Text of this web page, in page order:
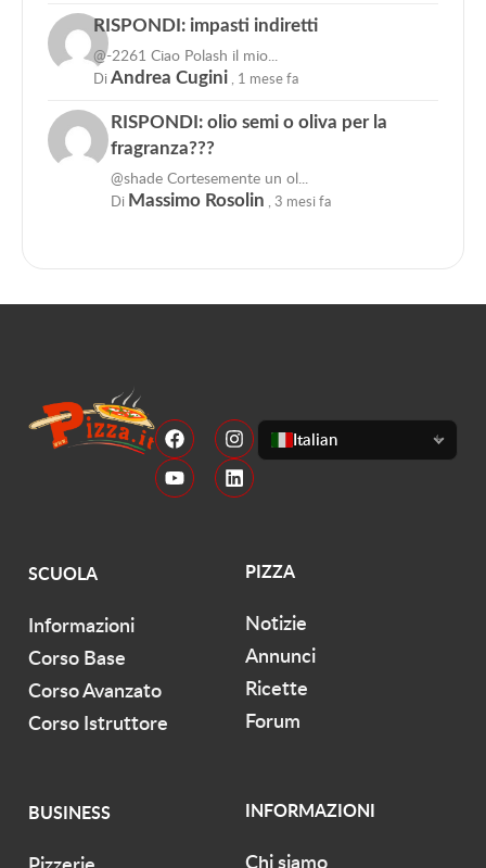
RISPONDI: impasti indiretti
@-2261 Ciao Polash il mio...
DiAndrea Cugini , 1 mese fa
RISPONDI: olio semi o oliva per la
fragranza???
@shade Cortesemente un ol...
Di Massimo Rosolin , 3 mesi fa
Italian
SCUOLA
Informazioni
Corso Base
Corso Avanzato
Corso Istruttore
PIZZA
Notizie
Annunci
Ricette
Forum
BUSINESS INFORMAZIONI
Chi siamo